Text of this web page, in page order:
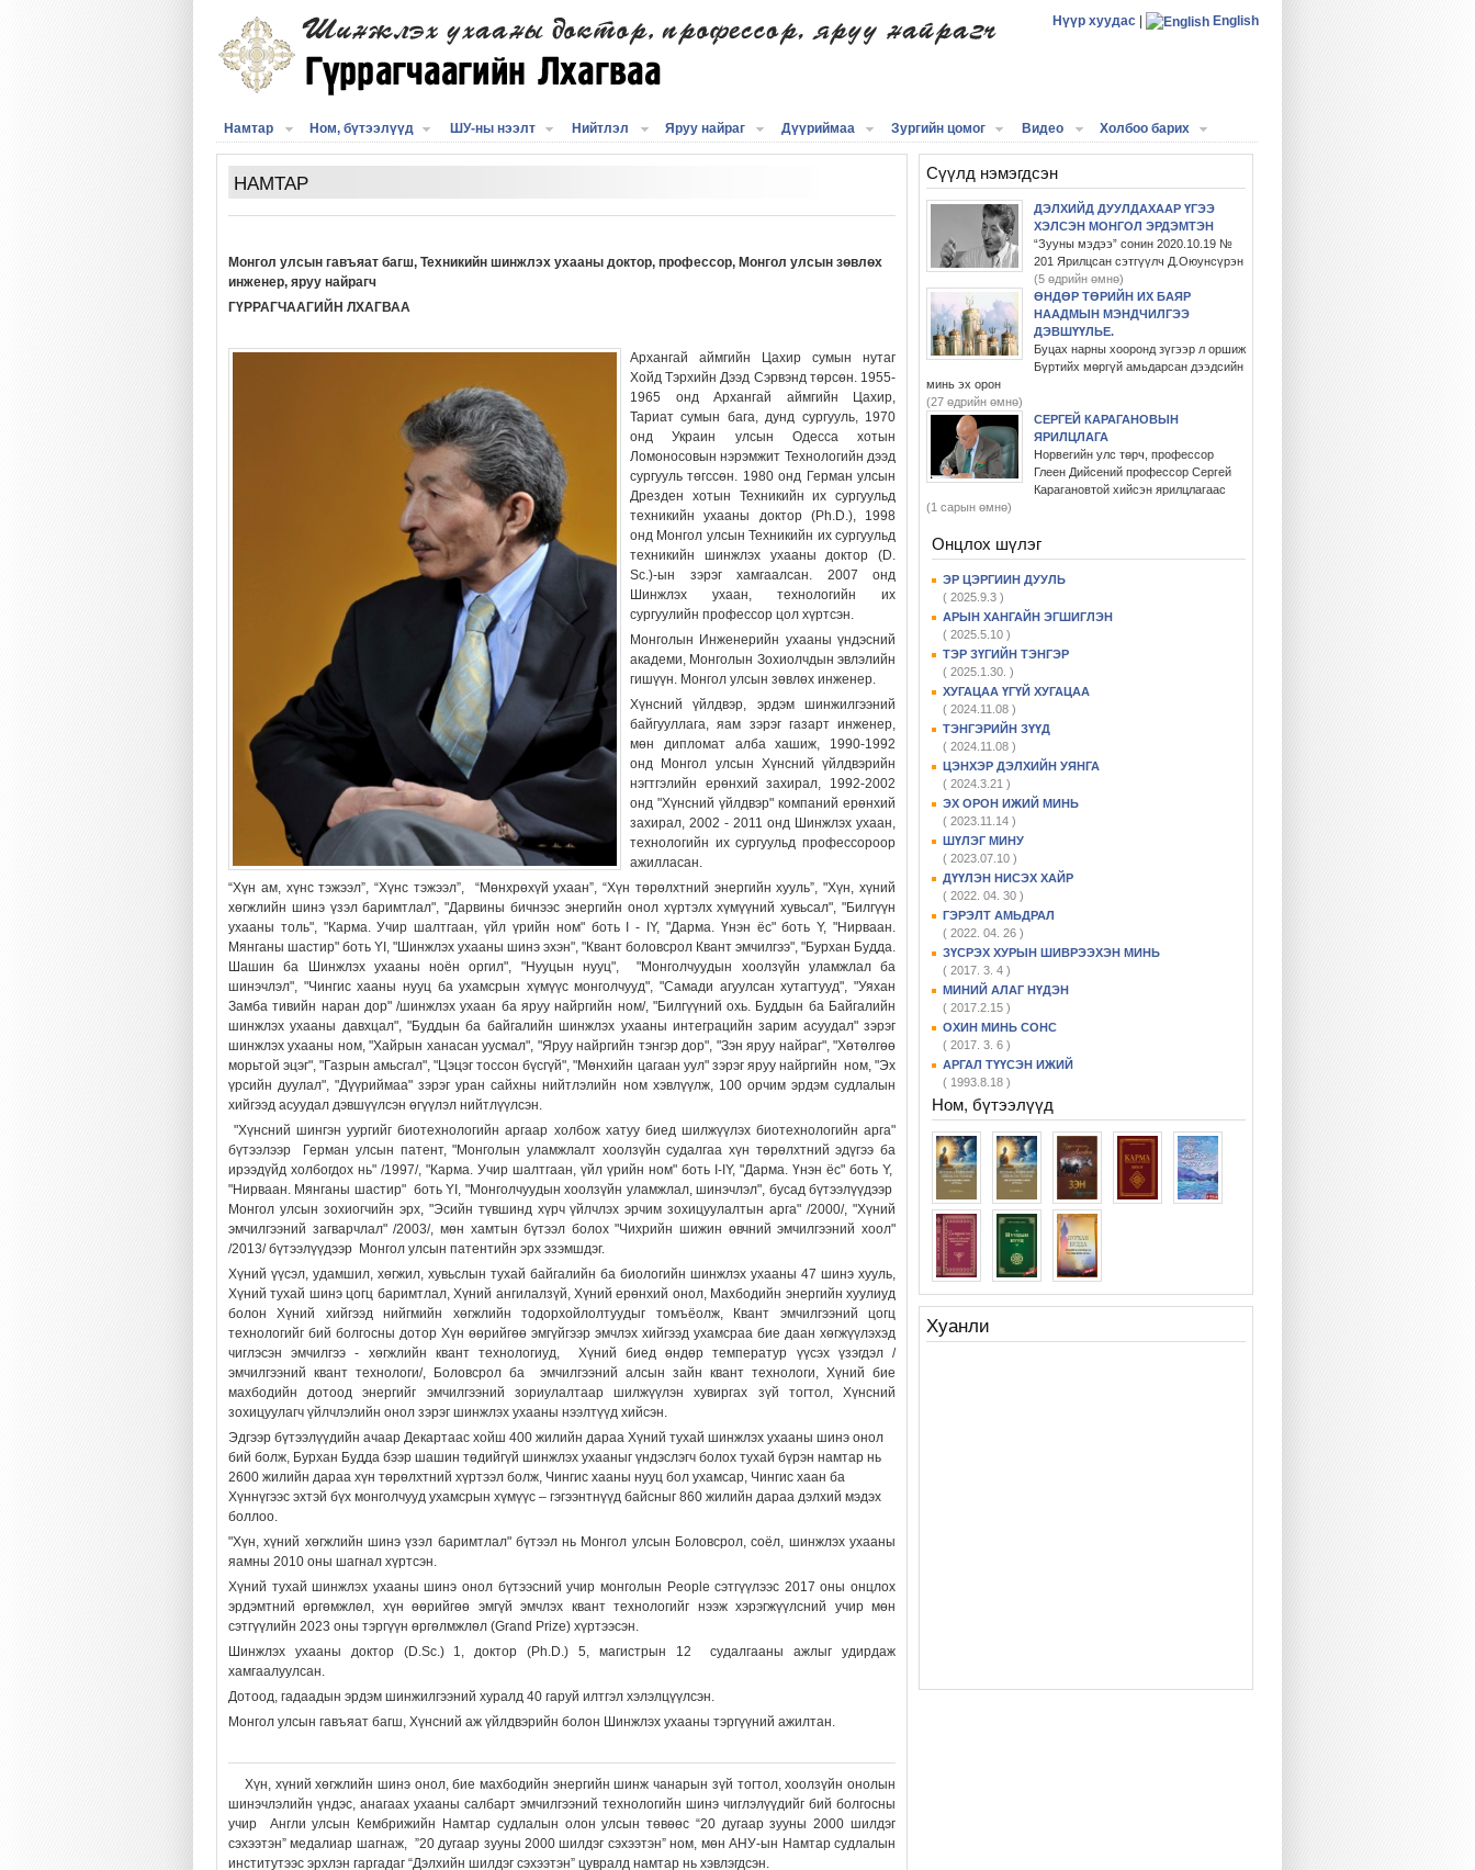
Нүүр хуудас English
Намтар Ном, бүтээлүүд ШУ-ны нээлт Нийтлэл Яруу найраг Дүүриймаа Зургийн цомог Видео Холбоо барих
НАМТАР
Монгол улсын гавъяат багш, Техникийн шинжлэх ухааны доктор, профессор, Монгол улсын зөвлөх
инженер, яруу найрагч
ГҮРРАГЧААГИЙН ЛХАГВАА
Архангай аймгийн Цахир сумын нутаг
Хойд Тэрхийн Дээд Сэрвэнд төрсөн. 1955-
1965 онд Архангай аймгийн Цахир,
Тариат сумын бага, дунд сургууль, 1970
онд Украин улсын Одесса хотын
Ломоносовын нэрэмжит Технологийн дээд
сургууль төгссөн. 1980 онд Герман улсын
Дрезден хотын Техникийн их сургуульд
техникийн ухааны доктор (Ph.D.), 1998
онд Монгол улсын Техникийн их сургуульд
техникийн шинжлэх ухааны доктор (D.
Sc.)-ын зэрэг хамгаалсан. 2007 онд
Шинжлэх ухаан, технологийн их
сургуулийн профессор цол хүртсэн.
Монголын Инженерийн ухааны үндэсний
академи, Монголын Зохиолчдын эвлэлийн
гишүүн. Монгол улсын зөвлөх инженер.
Хүнсний үйлдвэр, эрдэм шинжилгээний
байгууллага, яам зэрэг газарт инженер,
мөн дипломат алба хашиж, 1990-1992
онд Монгол улсын Хүнсний үйлдвэрийн
нэгтгэлийн ерөнхий захирал, 1992-2002
онд "Хүнсний үйлдвэр" компаний ерөнхий
захирал, 2002 - 2011 онд Шинжлэх ухаан,
технологийн их сургуульд профессороор
ажилласан.
“Хүн ам, хүнс тэжээл”, “Хүнс тэжээл”, “Мөнхрөхүй ухаан”, “Хүн төрөлхтний энергийн хууль”, "Хүн, хүний
хөгжлийн шинэ үзэл баримтлал", "Дарвины бичнээс энергийн онол хүртэлх хүмүүний хувьсал", "Билгүүн
ухааны толь", "Карма. Учир шалтгаан, үйл үрийн ном" боть I - IY, "Дарма. Үнэн ёс" боть Y, "Нирваан.
Мянганы шастир" боть YI, "Шинжлэх ухааны шинэ эхэн", "Квант боловсрол Квант эмчилгээ", "Бурхан Будда.
Шашин ба Шинжлэх ухааны ноён оргил", "Нууцын нууц", "Монголчуудын хоолзүйн уламжлал ба
шинэчлэл", "Чингис хааны нууц ба ухамсрын хүмүүс монголчууд", "Самади агуулсан хутагтууд", "Уяхан
Замба тивийн наран дор" /шинжлэх ухаан ба яруу найргийн ном/, "Билгүүний охь. Буддын ба Байгалийн
шинжлэх ухааны давхцал", "Буддын ба байгалийн шинжлэх ухааны интеграцийн зарим асуудал" зэрэг
шинжлэх ухааны ном, "Хайрын ханасан уусмал", "Яруу найргийн тэнгэр дор", "Зэн яруу найраг", "Хөтөлгөө
морьтой эцэг", "Газрын амьсгал", "Цэцэг тоссон бүсгүй", "Мөнхийн цагаан уул" зэрэг яруу найргийн ном, "Эх
үрсийн дуулал", "Дүүриймаа" зэрэг уран сайхны нийтлэлийн ном хэвлүүлж, 100 орчим эрдэм судлалын
хийгээд асуудал дэвшүүлсэн өгүүлэл нийтлүүлсэн.
"Хүнсний шингэн уургийг биотехнологийн аргаар холбож хатуу биед шилжүүлэх биотехнологийн арга"
бүтээлээр Герман улсын патент, "Монголын уламжлалт хоолзүйн судалгаа хүн төрөлхтний эдүгээ ба
ирээдүйд холбогдох нь" /1997/, "Карма. Учир шалтгаан, үйл үрийн ном" боть I-IY, "Дарма. Үнэн ёс" боть Y,
"Нирваан. Мянганы шастир" боть YI, "Монголчуудын хоолзүйн уламжлал, шинэчлэл", бусадбүтээлүүдээр
Монгол улсын зохиогчийн эрх, "Эсийн түвшинд хүрч үйлчлэх эрчим зохицуулалтын арга" /2000/, "Хүний
эмчилгээний загварчлал" /2003/, мөн хамтын бүтээл болох "Чихрийн шижин өвчний эмчилгээний хоол"
/2013/ бүтээлүүдээр Монгол улсын патентийн эрх эзэмшдэг.
Хүний үүсэл, удамшил, хөгжил, хувьслын тухай байгалийн ба биологийн шинжлэх ухааны 47 шинэ хууль,
Хүний тухай шинэ цогц баримтлал, Хүний ангилалзүй, Хүний ерөнхий онол, Махбодийн энергийн хуулиуд
болон Хүний хийгээд нийгмийн хөгжлийн тодорхойлолтуудыг томъёолж, Квант эмчилгээний цогц
технологийг бий болгосны дотор Хүн өөрийгөө эмгүйгээр эмчлэх хийгээд ухамсраа бие даан хөгжүүлэхэд
чиглэсэн эмчилгээ - хөгжлийн квант технологиуд, Хүний биед өндөр температур үүсэх үзэгдэл /
эмчилгээний квант технологи/, Боловсрол ба эмчилгээний алсын зайн квант технологи, Хүний бие
махбодийн дотоод энергийг эмчилгээний зориулалтаар шилжүүлэн хувиргах зүй тогтол, Хүнсний
зохицуулагч үйлчлэлийн онол зэрэг шинжлэх ухааны нээлтүүд хийсэн.
Эдгээр бүтээлүүдийн ачаар Декартаас хойш 400 жилийн дараа Хүний тухай шинжлэх ухааны шинэ онол
бий болж, Бурхан Будда бээр шашин төдийгүй шинжлэх ухааныг үндэслэгч болох тухай бүрэн намтар нь
2600 жилийн дараа хүн төрөлхтний хүртээл болж, Чингис хааны нууц бол ухамсар, Чингис хаан ба
Хүннүгээс эхтэй бүх монголчууд ухамсрын хүмүүс – гэгээнтнүүд байсныг 860 жилийн дараа дэлхий мэдэх
боллоо.
"Хүн, хүний хөгжлийн шинэ үзэл баримтлал" бүтээл нь Монгол улсын Боловсрол, соёл, шинжлэх ухааны
яамны 2010 оны шагнал хүртсэн.
Хүний тухай шинжлэх ухааны шинэ онол бүтээсний учир монголын People сэтгүүлээс 2017 оны онцлох
эрдэмтний өргөмжлөл, хүн өөрийгөө эмгүй эмчлэх квант технологийг нээж хэрэгжүүлсний учир мөн
сэтгүүлийн 2023 оны тэргүүн өргөлмжлөл (Grand Prize) хүртээсэн.
Шинжлэх ухааны доктор (D.Sc.) 1, доктор (Ph.D.) 5, магистрын 12 судалгааны ажлыг удирдаж
хамгаалуулсан.
Дотоод, гадаадын эрдэм шинжилгээний хуралд 40 гаруй илтгэл хэлэлцүүлсэн.
Монгол улсын гавъяат багш, Хүнсний аж үйлдвэрийн болон Шинжлэх ухааны тэргүүний ажилтан.
Хүн, хүний хөгжлийн шинэ онол, бие махбодийн энергийн шинж чанарын зүй тогтол, хоолзүйн онолын
шинэчлэлийн үндэс, анагаах ухааны салбарт эмчилгээний технологийн шинэ чиглэлүүдийг бий болгосны
учир Англи улсын Кембрижийн Намтар судлалын олон улсын төвөөс “20 дугаар зууны 2000 шилдэг
сэхээтэн” медалиар шагнаж, ”20 дугаар зууны 2000 шилдэг сэхээтэн” ном, мөн АНУ-ын Намтар судлалын
институтээс эрхлэн гаргадаг “Дэлхийн шилдэг сэхээтэн” цувралд намтар нь хэвлэгдсэн.
Сүүлд нэмэгдсэн
ДЭЛХИЙД ДУУЛДАХААР ҮГЭЭ
ХЭЛСЭН МОНГОЛ ЭРДЭМТЭН
“Зууны мэдээ” сонин 2020.10.19 №
201 Ярилцсан сэтгүүлч Д.Оюунсүрэн
(5 өдрийн өмнө)
ӨНДӨР ТӨРИЙН ИХ БАЯР
НААДМЫН МЭНДЧИЛГЭЭ
ДЭВШҮҮЛЬЕ.
Буцах нарны хооронд зүгээр л оршиж
Бүртийх мөргүй амьдарсан дээдсийн
минь эх орон
(27 өдрийн өмнө)
СЕРГЕЙ КАРАГАНОВЫН
ЯРИЛЦЛАГА
Норвегийн улс төрч, профессор
Глеен Дийсений профессор Сергей
Карагановтой хийсэн ярилцлагаас
(1 сарын өмнө)
Онцлох шүлэг
ЭР ЦЭРГИИН ДУУЛЬ
( 2025.9.3 )
АРЫН ХАНГАЙН ЭГШИГЛЭН
( 2025.5.10 )
ТЭР ЗҮГИЙН ТЭНГЭР
( 2025.1.30. )
ХУГАЦАА ҮГҮЙ ХУГАЦАА
( 2024.11.08 )
ТЭНГЭРИЙН ЗҮҮД
( 2024.11.08 )
ЦЭНХЭР ДЭЛХИЙН УЯНГА
( 2024.3.21 )
ЭХ ОРОН ИЖИЙ МИНЬ
( 2023.11.14 )
ШҮЛЭГ МИНУ
( 2023.07.10 )
ДҮҮЛЭН НИСЭХ ХАЙР
( 2022. 04. 30 )
ГЭРЭЛТ АМЬДРАЛ
( 2022. 04. 26 )
ЗҮСРЭХ ХУРЫН ШИВРЭЭХЭН МИНЬ
( 2017. 3. 4 )
МИНИЙ АЛАГ НҮДЭН
( 2017.2.15 )
ОХИН МИНЬ СОНС
( 2017. 3. 6 )
АРГАЛ ТҮҮСЭН ИЖИЙ
( 1993.8.18 )
Ном, бүтээлүүд
Хуанли